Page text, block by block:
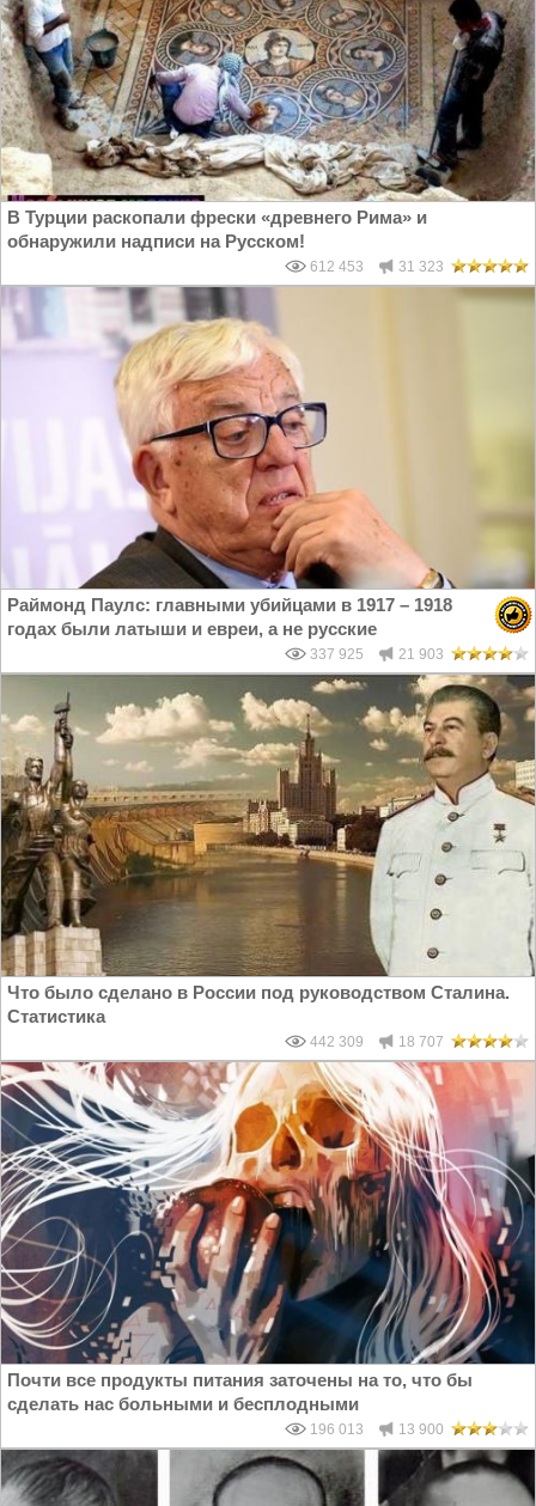
В Турции раскопали фрески «древнего Рима» и
обнаружили надписи на Русском!
612 453 31 323
Раймонд Паулс: главными убийцами в 1917 – 1918
годах были латыши и евреи, а не русские
337 925 21 903
Что было сделано в России под руководством Сталина.
Статистика
442 309 18 707
Почти все продукты питания заточены на то, что бы
сделать нас больными и бесплодными
196 013 13 900